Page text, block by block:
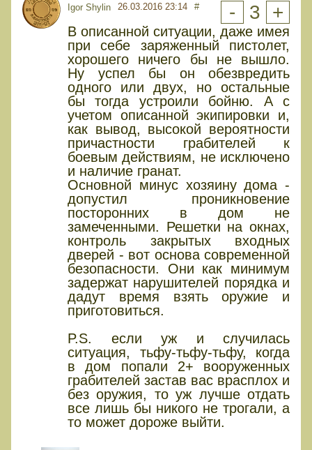
Igor Shylin 26.03.2016 23:14 # - 3 +
В описанной ситуации, даже имея
при себе заряженный пистолет,
хорошего ничего бы не вышло.
Ну успел бы он обезвредить
одного или двух, но остальные
бы тогда устроили бойню. А с
учетом описанной экипировки и,
как вывод, высокой вероятности
причастности грабителей к
боевым действиям, не исключено
и наличие гранат.
Основной минус хозяину дома -
допустил проникновение
посторонних в дом не
замеченными. Решетки на окнах,
контроль закрытых входных
дверей - вот основа современной
безопасности. Они как минимум
задержат нарушителей порядка и
дадут время взять оружие и
приготовиться.
P.S. если уж и случилась
ситуация, тьфу-тьфу-тьфу, когда
в дом попали 2+ вооруженных
грабителей застав вас врасплох и
без оружия, то уж лучше отдать
все лишь бы никого не трогали, а
то может дороже выйти.